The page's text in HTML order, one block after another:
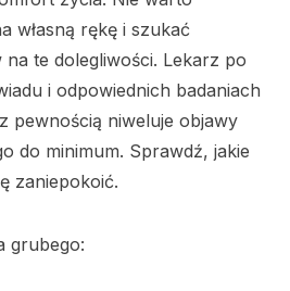
własną rękę i szukać
te dolegliwości. Lekarz po
i odpowiednich badaniach
pewnością niweluje objawy
do minimum. Sprawdź, jakie
zaniepokoić.
grubego: